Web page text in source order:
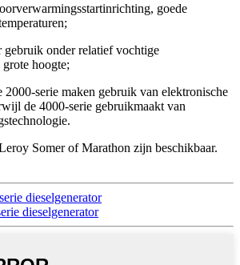
goede
onder relatief vochtige
hoogte;
2000-serie maken gebruik van elektronische
de 4000-serie gebruikmaakt van
Somer of Marathon zijn beschikbaar.
dieselgenerator
dieselgenerator